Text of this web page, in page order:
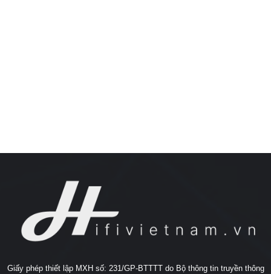
Giấy phép thiết lập MXH số: 231/GP-BTTTT do Bộ thông tin truyền thông